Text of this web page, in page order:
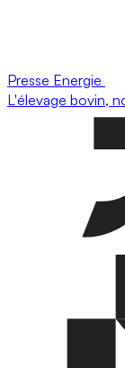
Presse Energie
L'élevage bovin,